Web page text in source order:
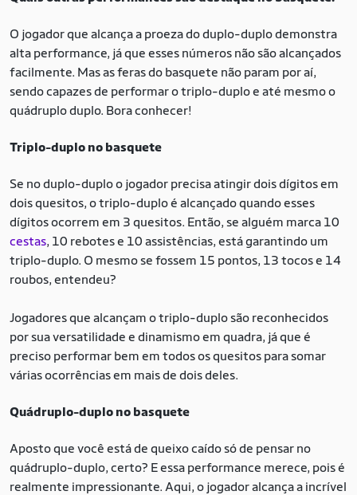
O jogador que alcança a proeza do duplo-duplo demonstra
alta performance, já que esses números não são alcançados
facilmente. Mas as feras do basquete não param por aí,
sendo capazes de performar o triplo-duplo e até mesmo o
quádruplo duplo. Bora conhecer!
Triplo-duplo no basquete
Se no duplo-duplo o jogador precisa atingir dois dígitos em
dois quesitos, o triplo-duplo é alcançado quando esses
dígitos ocorrem em 3 quesitos. Então, se alguém marca 10
cestas, 10 rebotes e 10 assistências, está garantindo um
triplo-duplo. O mesmo se fossem 15 pontos, 13 tocos e 14
roubos, entendeu?
Jogadores que alcançam o triplo-duplo são reconhecidos
por sua versatilidade e dinamismo em quadra, já que é
preciso performar bem em todos os quesitos para somar
várias ocorrências em mais de dois deles.
Quádruplo-duplo no basquete
Aposto que você está de queixo caído só de pensar no
quádruplo-duplo, certo? E essa performance merece, pois é
realmente impressionante. Aqui, o jogador alcança a incrível